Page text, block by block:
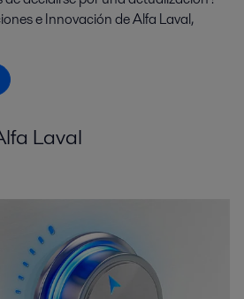
e Innovación de Alfa Laval,
Laval